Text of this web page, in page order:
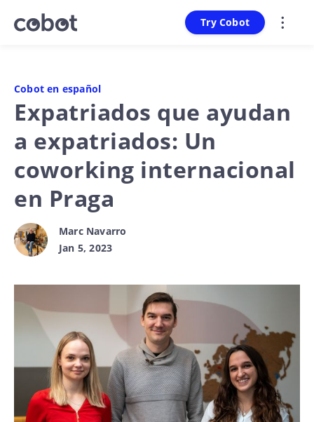
Try Cobot
Cobot en español
Expatriados que ayudan
a expatriados: Un
coworking internacional
en Praga
Marc Navarro
Jan 5, 2023